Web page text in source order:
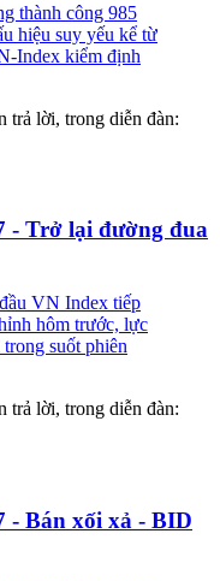
thành công 985
hiệu suy yếu kể từ
Index kiểm định
trả lời, trong diễn đàn:
- Trở lại đường đua
VN Index tiếp
hôm trước, lực
suốt phiên
trả lời, trong diễn đàn:
- Bán xối xả - BID